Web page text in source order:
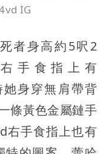
IG
者身高約5呎2
手食指上有
她身穿無肩帶背
條黃色金屬鏈手
右手食指上也有